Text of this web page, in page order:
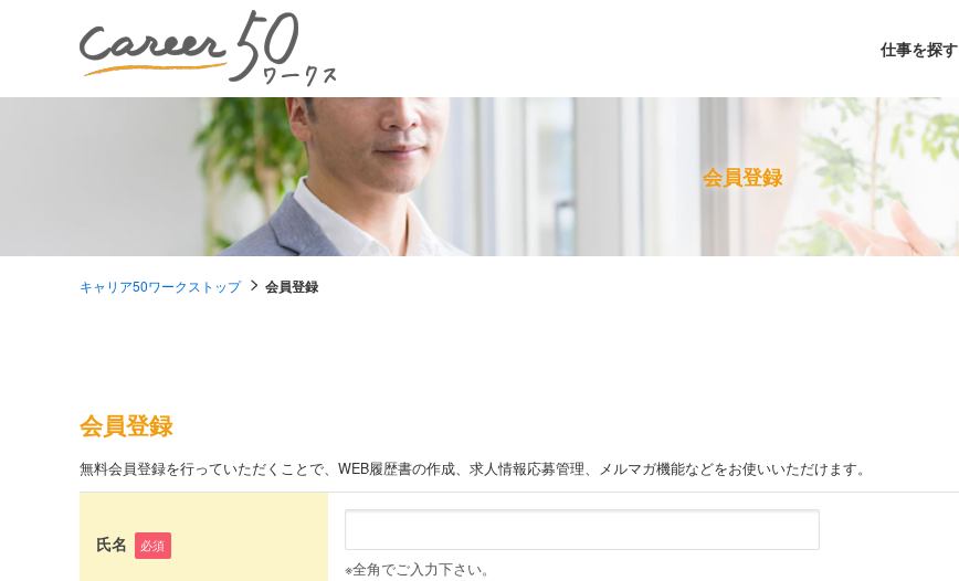
仕事を探す
会員登録
キャリア50ワークストップ 会員登録
会員登録
無料会員登録を行っていただくことで、 WEB履歴書の作成、求人情報応募管理、メルマガ機能などをお使いいただけます。
氏名 必須
※全角でご入力下さい。